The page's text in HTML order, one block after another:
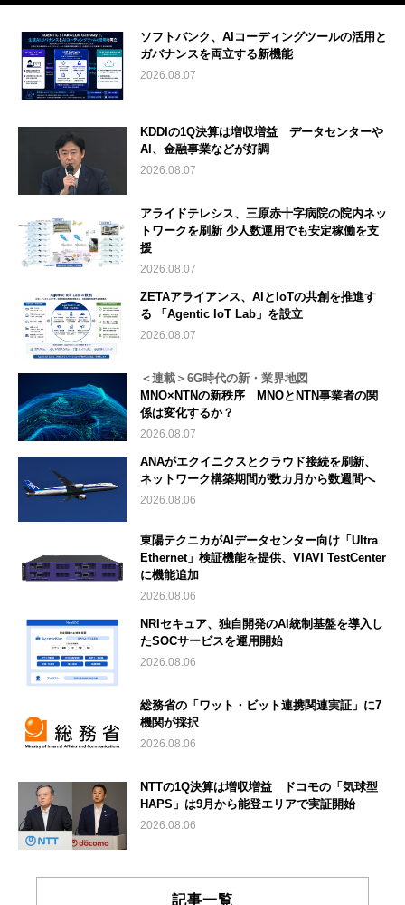
ソフトバンク、AIコーディングツールの活用と
ガバナンスを両立する新機能
2026.08.07
KDDIの1Q決算は増収増益 データセンターや
AI、金融事業などが好調
2026.08.07
アライドテレシス、三原赤十字病院の院内ネッ
トワークを刷新 少人数運用でも安定稼働を支
援
2026.08.07
ZETAアライアンス、AIとIoTの共創を推進す
る 「Agentic IoT Lab」を設立
2026.08.07
＜連載＞6G時代の新・業界地図
MNO×NTNの新秩序 MNOとNTN事業者の関
係は変化するか？
2026.08.07
ANAがエクイニクスとクラウド接続を刷新、
ネットワーク構築期間が数カ月から数週間へ
2026.08.06
東陽テクニカがAIデータセンター向け「Ultra
Ethernet」検証機能を提供、VIAVI TestCenter
に機能追加
2026.08.06
NRIセキュア、独自開発のAI統制基盤を導入し
たSOCサービスを運用開始
2026.08.06
総務省の「ワット・ビット連携関連実証」に7
機関が採択
2026.08.06
NTTの1Q決算は増収増益 ドコモの「気球型
HAPS」は9月から能登エリアで実証開始
2026.08.06
記事一覧